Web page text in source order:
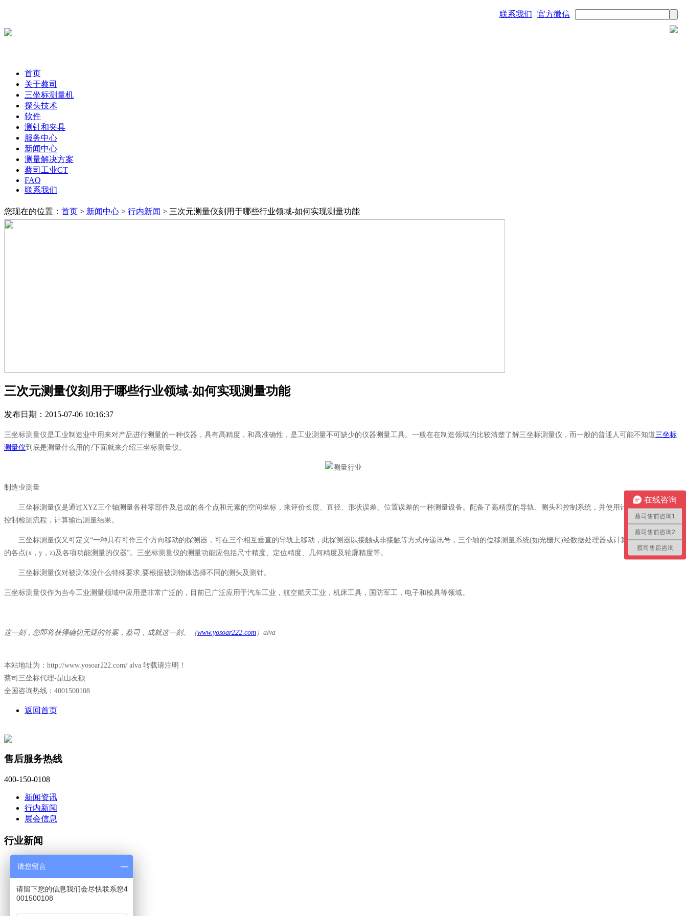
联系我们 官方微信
首页
关于蔡司
三坐标测量机
探头技术
软件
测针和夹具
服务中心
新闻中心
测量解决方案
蔡司工业CT
FAQ
联系我们
您现在的位置： 首页 > 新闻中心 > 行内新闻 > 三次元测量仪刻用于哪些行业领域-如何实现测量功能
三次元测量仪刻用于哪些行业领域-如何实现测量功能
发布日期：2015-07-06 10:16:37
三坐标测量仪是工业制造业中用来对产品进行测量的一种仪器，具有高精度，和高准确性，是工业测量不可缺少的仪器测量工具。一般在在制造领域的比较清楚了解三坐标测量仪，而一般的普通人可能不知道三坐标
测量仪到底是测量什么用的?下面就来介绍三坐标测量仪。
制造业测量
三坐标测量仪是通过XYZ三个轴测量各种零部件及总成的各个点和元素的空间坐标，来评价长度、直径、形状误差、位置误差的一种测量设备。配备了高精度的导轨、测头和控制系统，并使用计算机程序来自动
控制检测流程，计算输出测量结果。
三坐标测量仪又可定义“一种具有可作三个方向移动的探测器，可在三个相互垂直的导轨上移动，此探测器以接触或非接触等方式传递讯号，三个轴的位移测量系统(如光栅尺)经数据处理器或计算机等计算出工件
的各点(x，y，z)及各项功能测量的仪器”。三坐标测量仪的测量功能应包括尺寸精度、定位精度、几何精度及轮廓精度等。
三坐标测量仪对被测体没什么特殊要求,要根据被测物体选择不同的测头及测针。
三坐标测量仪作为当今工业测量领域中应用是非常广泛的，目前已广泛应用于汽车工业，航空航天工业，机床工具，国防军工，电子和模具等领域。
这一刻，您即将获得确切无疑的答案，蔡司，成就这一刻。（www.yosoar222.com ）alva
本站地址为：http://www.yosoar222.com/ alva 转载请注明！
蔡司三坐标代理-昆山友硕
全国咨询热线：4001500108
返回首页
售后服务热线
400-150-0108
新闻资讯
行内新闻
展会信息
行业新闻
蔡司三坐标 captru...
蔡司工业CT软件Volu...
蔡司三坐标calypso...
上海法登阀门引入蔡司三坐...
在线咨询
蔡司售前咨询1
蔡司售前咨询2
蔡司售后咨询
请您留言
请留下您的信息我们会尽快联系您4
001500108